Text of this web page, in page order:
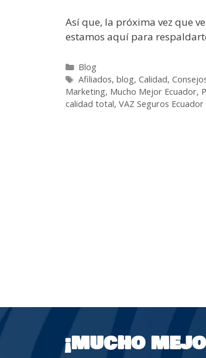
Así que, la próxima vez que
estamos aquí para
Blog
Afiliados, blog, Calidad,
Marketing, Mucho Mejor Ecuador,
calidad total, VAZ Seguros Ecuador
¡MUCHO